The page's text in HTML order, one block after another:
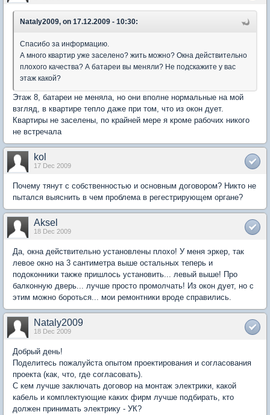
Nataly2009, on 17.12.2009 - 10:30:
Спасибо за информацию.
А много квартир уже заселено? жить можно? Окна действительно
плохого качества? А батареи вы меняли? Не подскажите у вас
этаж какой?
Этаж 8, батареи не меняла, но они вполне нормальные на мой
взгляд, в квартире тепло даже при том, что из окон дует.
Квартиры не заселены, по крайней мере я кроме рабочих никого
не встречала
kol
17 Dec 2009
Почему тянут с собственностью и основным договором? Никто не
пытался выяснить в чем проблема в регестрирующем органе?
Aksel
18 Dec 2009
Да, окна действительно установлены плохо! У меня эркер, так
левое окно на 3 сантиметра выше остальных теперь и
подоконники также пришлось установить... левый выше! Про
балконную дверь... лучше просто промолчать! Из окон дует, но с
этим можно бороться... мои ремонтники вроде справились.
Nataly2009
18 Dec 2009
Добрый день!
Поделитесь пожалуйста опытом проектирования и согласования
проекта (как, что, где согласовать).
С кем лучше заключать договор на монтаж электрики, какой
кабель и комплектующие каких фирм лучше подбирать, кто
должен принимать электрику - УК?